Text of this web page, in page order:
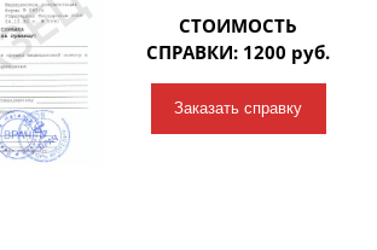
СТОИМОСТЬ
СПРАВКИ: 1200 руб.
Заказать справку